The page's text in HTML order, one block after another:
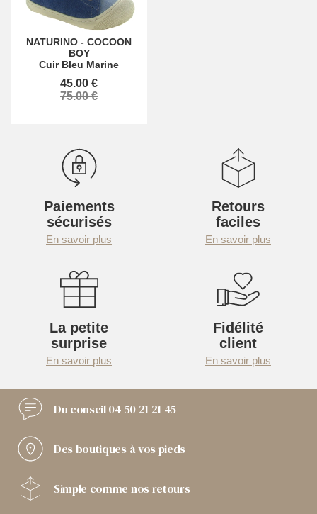
NATURINO - COCOON
BOY
Cuir Bleu Marine
45.00 €
75.00 €
Paiements
sécurisés
En savoir plus
Retours
faciles
En savoir plus
La petite
surprise
En savoir plus
Fidélité
client
En savoir plus
Du conseil04 50 21 21 45
Des boutiques à vos pieds
Simple comme nos retours